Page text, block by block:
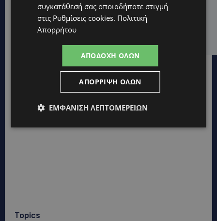
UPDATES
ΛΑΤΣΙΑ-ΓΕΡΙ: Στο επίκεντρο η δημιουργία δομών για
ασυνόδευτους ανήλικους – Αντιδρά ο Δήμος,
Topics
συγκατάθεσή σας οποιαδήποτε στιγμή
στις Ρυθμίσεις cookies. Πολιτική
Απορρήτου
ΑΠΟΔΟΧΉ ΌΛΩΝ
ΑΠΌΡΡΙΨΗ ΌΛΩΝ
ΕΜΦΆΝΙΣΗ ΛΕΠΤΟΜΕΡΕΙΏΝ